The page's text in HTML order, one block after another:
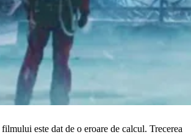
este dat de o eroare de calcul. Trecerea